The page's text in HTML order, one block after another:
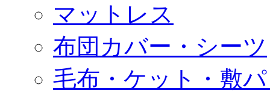
マットレス
布団カバー・シーツ
毛布・ケット・敷